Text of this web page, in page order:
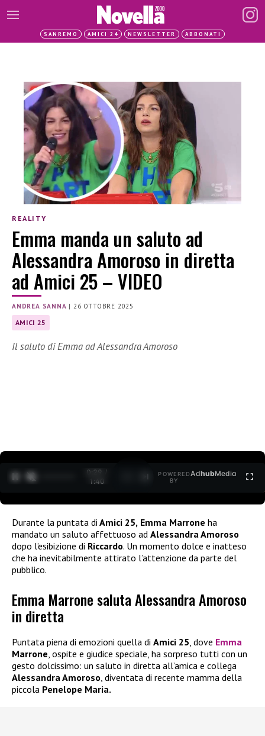
SANREMO AMICI 24 NEWSLETTER ABBONATI
REALITY
Emma manda un saluto ad
Alessandra Amoroso in diretta
ad Amici 25 – VIDEO
ANDREA SANNA |26 OTTOBRE 2025
AMICI 25
Il saluto di Emma ad Alessandra Amoroso
0:30 /
1:40
POWERED
BY
AdhubMedia
Durante la puntata di Amici 25, Emma Marrone ha
mandato un saluto affettuoso ad Alessandra Amoroso
dopo l’esibizione di Riccardo. Un momento dolce e inatteso
che ha inevitabilmente attirato l’attenzione da parte del
pubblico.
Emma Marrone saluta Alessandra Amoroso
in diretta
Puntata piena di emozioni quella di Amici 25, dove Emma
Marrone, ospite e giudice speciale, ha sorpreso tutti con un
gesto dolcissimo: un saluto in diretta all’amica e collega
Alessandra Amoroso, diventata di recente mamma della
piccola Penelope Maria.